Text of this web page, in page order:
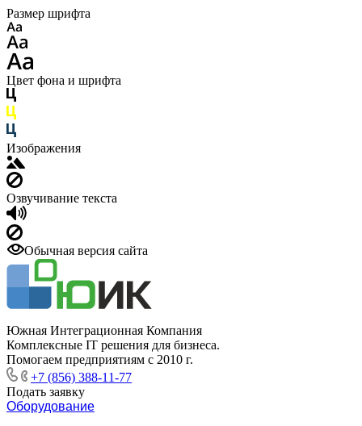
Размер шрифта
Цвет фона и шрифта
Изображения
Озвучивание текста
Обычная версия сайта
Южная Интеграционная Компания
Комплексные IT решения для бизнеса.
Помогаем предприятиям с 2010 г.
+7 (856) 388-11-77
Подать заявку
Оборудование